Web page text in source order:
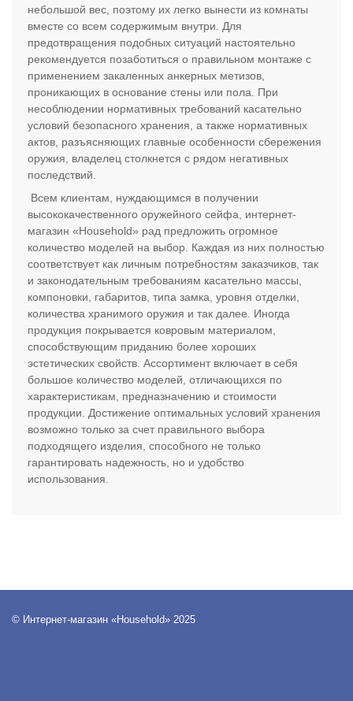
небольшой вес, поэтому их легко вынести из комнаты
вместе со всем содержимым внутри. Для
предотвращения подобных ситуаций настоятельно
рекомендуется позаботиться о правильном монтаже с
применением закаленных анкерных метизов,
проникающих в основание стены или пола. При
несоблюдении нормативных требований касательно
условий безопасного хранения, а также нормативных
актов, разъясняющих главные особенности сбережения
оружия, владелец столкнется с рядом негативных
последствий.
Всем клиентам, нуждающимся в получении
высококачественного оружейного сейфа, интернет-
магазин «Household» рад предложить огромное
количество моделей на выбор. Каждая из них полностью
соответствует как личным потребностям заказчиков, так
и законодательным требованиям касательно массы,
компоновки, габаритов, типа замка, уровня отделки,
количества хранимого оружия и так далее. Иногда
продукция покрывается ковровым материалом,
способствующим приданию более хороших
эстетических свойств. Ассортимент включает в себя
большое количество моделей, отличающихся по
характеристикам, предназначению и стоимости
продукции. Достижение оптимальных условий хранения
возможно только за счет правильного выбора
подходящего изделия, способного не только
гарантировать надежность, но и удобство
использования.
© Интернет-магазин «Household» 2025